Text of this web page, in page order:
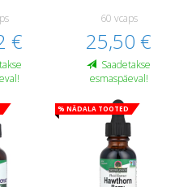
€
60 vcaps
25,50 €
Saadetakse
esmaspäeval!
% Nädala tooted